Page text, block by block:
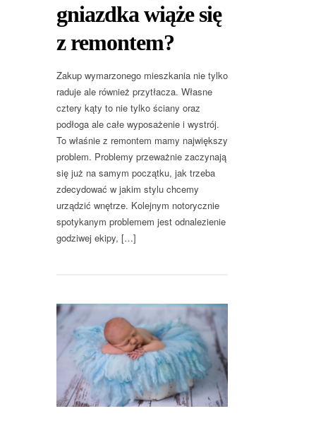
gniazdka wiąże się
z remontem?
Zakup wymarzonego mieszkania nie tylko
raduje ale również przytłacza. Własne
cztery kąty to nie tylko ściany oraz
podłoga ale całe wyposażenie i wystrój.
To właśnie z remontem mamy największy
problem. Problemy przeważnie zaczynają
się już na samym początku, jak trzeba
zdecydować w jakim stylu chcemy
urządzić wnętrze. Kolejnym notorycznie
spotykanym problemem jest odnalezienie
godziwej ekipy, […]